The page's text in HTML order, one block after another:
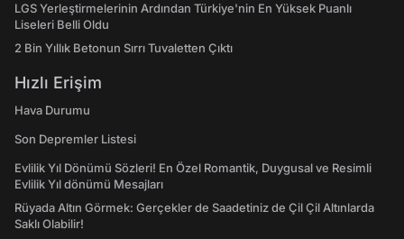
LGS Yerleştirmelerinin Ardından Türkiye'nin En Yüksek Puanlı
Liseleri Belli Oldu
2 Bin Yıllık Betonun Sırrı Tuvaletten Çıktı
Hızlı Erişim
Hava Durumu
Son Depremler Listesi
Evlilik Yıl Dönümü Sözleri! En Özel Romantik, Duygusal ve Resimli
Evlilik Yıl dönümü Mesajları
Rüyada Altın Görmek: Gerçekler de Saadetiniz de Çil Çil Altınlarda
Saklı Olabilir!